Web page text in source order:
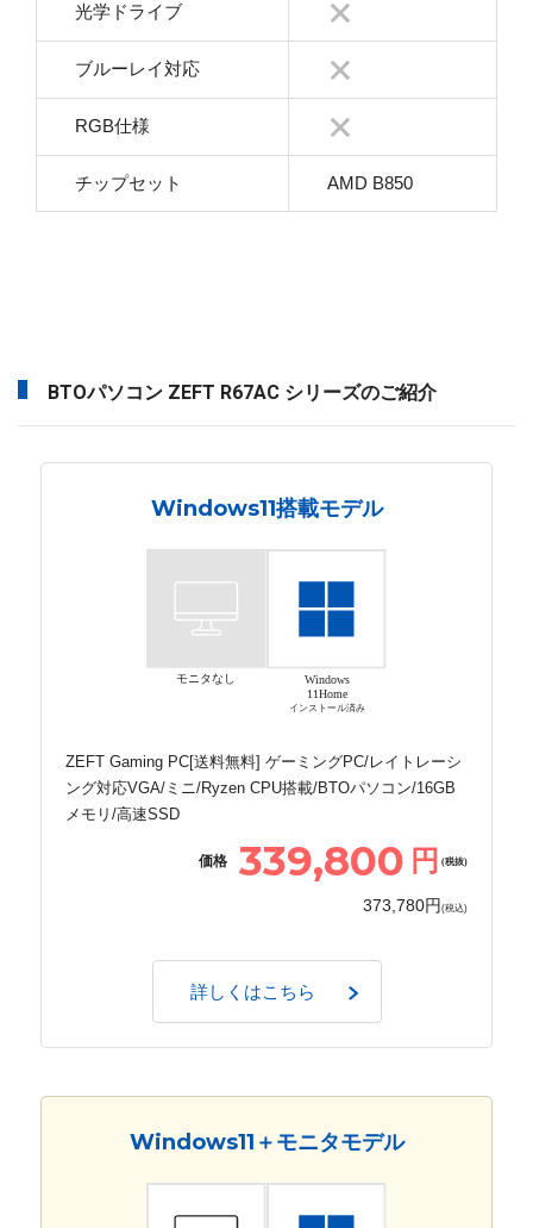
光学ドライブ
ブルーレイ対応
RGB仕様
チップセット AMD B850
BTOパソコン ZEFT R67AC シリーズのご紹介
Windows11搭載モデル
モニタなし
Windows
11Home
インストール済み
ZEFT Gaming PC[送料無料] ゲーミングPC/レイトレーシ
ング対応VGA/ミニ/Ryzen CPU搭載/BTOパソコン/16GB
メモリ/高速SSD
価格 339,800 円 (税抜)
373,780円 (税込)
詳しくはこちら
Windows11＋モニタモデル